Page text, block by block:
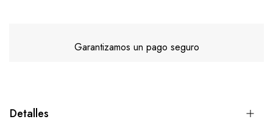
Garantizamos un pago seguro
Detalles